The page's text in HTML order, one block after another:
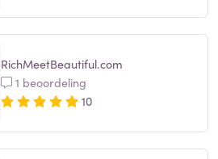
RichMeetBeautiful.com
1 beoordeling
10